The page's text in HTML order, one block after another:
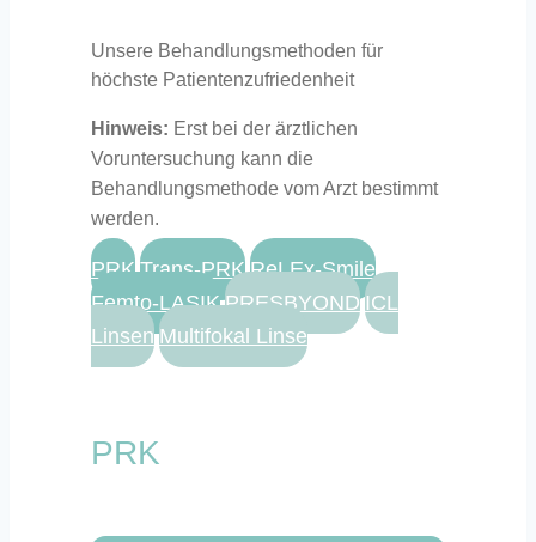
Unsere Behandlungsmethoden für
höchste Patientenzufriedenheit
Hinweis: Erst bei der ärztlichen
Voruntersuchung kann die
Behandlungsmethode vom Arzt bestimmt
werden.
PRK Trans-PRK ReLEx-Smile
Femto-LASIK PRESBYOND ICL
Linsen Multifokal Linse
PRK